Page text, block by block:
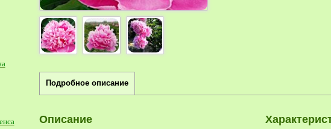
Подробное описание
Описание